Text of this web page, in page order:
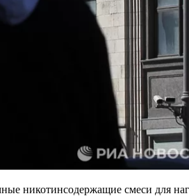
никотинсодержащие смеси для